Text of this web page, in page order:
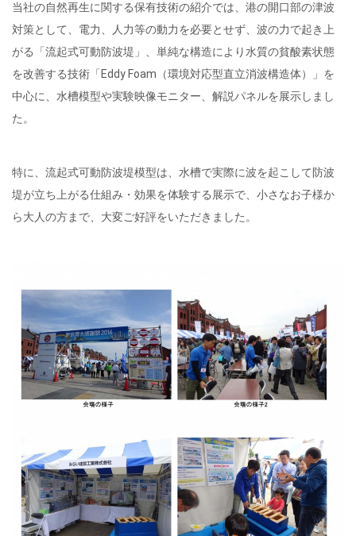
当社の自然再生に関する保有技術の紹介では、港の開口部の津波
対策として、電力、人力等の動力を必要とせず、波の力で起き上
がる「流起式可動防波堤」、単純な構造により水質の貧酸素状態
を改善する技術「Eddy Foam（環境対応型直立消波構造体）」を
中心に、水槽模型や実験映像モニター、解説パネルを展示しまし
た。
特に、流起式可動防波堤模型は、水槽で実際に波を起こして防波
堤が立ち上がる仕組み・効果を体験する展示で、小さなお子様か
ら大人の方まで、大変ご好評をいただきました。